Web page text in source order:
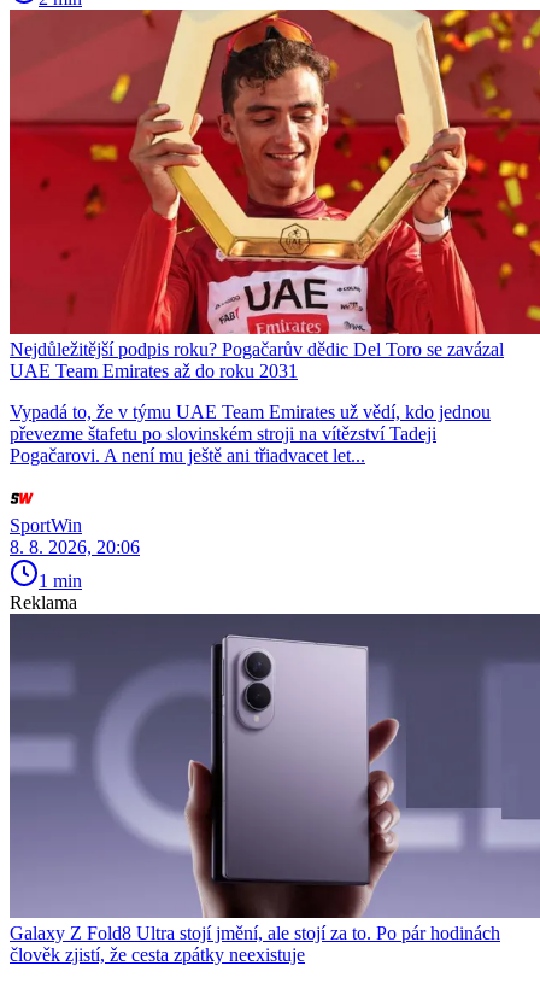
Nejdůležitější podpis roku? Pogačarův dědic Del Toro se zavázal
UAE Team Emirates až do roku 2031
Vypadá to, že v týmu UAE Team Emirates už vědí, kdo jednou
převezme štafetu po slovinském stroji na vítězství Tadeji
Pogačarovi. A není mu ještě ani třiadvacet let...
SportWin
8. 8. 2026, 20:06
1 min
Reklama
Galaxy Z Fold8 Ultra stojí jmění, ale stojí za to. Po pár hodinách
člověk zjistí, že cesta zpátky neexistuje